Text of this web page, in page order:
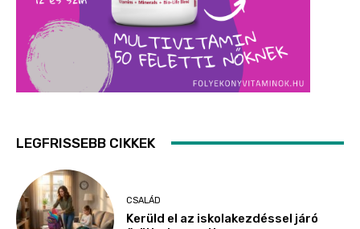
LEGFRISSEBB CIKKEK
CSALÁD
Kerüld el az iskolakezdéssel járó